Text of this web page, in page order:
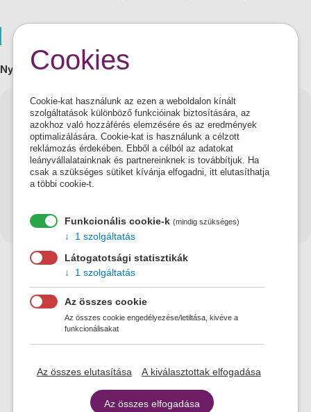
Nyitvatartás:
Hétfő 08:00 - 16:00
Kedd 08:00 - 16:00
Szerda 08:00 - 16:00
Péntek 08:00 - 16:00
Cookies
Cookie-kat használunk az ezen a weboldalon kínált
szolgáltatások különböző funkcióinak biztosítására, az
azokhoz való hozzáférés elemzésére és az eredmények
optimalizálására. Cookie-kat is használunk a célzott
reklámozás érdekében. Ebből a célból az adatokat
leányvállalatainknak és partnereinknek is továbbítjuk. Ha
csak a szükséges sütiket kívánja elfogadni, itt elutasíthatja
a többi cookie-t.
Funkcionális cookie-k (mindig szükséges)
1 szolgáltatás
Látogatotsági statisztikák
1 szolgáltatás
Az összes cookie
Az összes cookie engedélyezése/letiltása, kivéve a
funkcionálisakat
Az összes elutasítása A kiválasztottak elfogadása
Az összes elfogadása